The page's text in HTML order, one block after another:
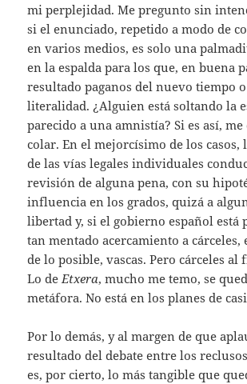
mi perplejidad. Me pregunto sin
si el enunciado, repetido a modo de
en varios medios, es solo una
en la espalda para los que, en buena
resultado paganos del nuevo tiempo
literalidad. ¿Alguien está soltando la
parecido a una amnistía? Si es así,
colar. En el mejorcísimo de los casos,
de las vías legales individuales
revisión de alguna pena, con su
influencia en los grados, quizá a
libertad y, si el gobierno español está
tan mentado acercamiento a cárceles,
de lo posible, vascas. Pero cárceles al
Lo deEtxera, mucho me temo, se
metáfora. No está en los planes de
Por lo demás, y al margen de que
resultado del debate entre los
es, por cierto, lo más tangible que